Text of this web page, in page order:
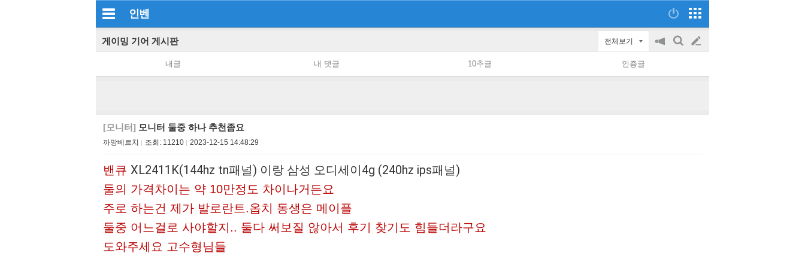
인벤
게이밍 기어 게시판 전체보기
공
on/off
검
글
쓰
내글 내 댓글 10추글 인증글
[모니터] 모니터 둘중 하나 추천좀요
까망베르치 조회: 11210 2023-12-15 14:48:29
밴큐 XL2411K(144hz tn패널) 이랑 삼성 오디세이4g (240hz ips패널)
둘의 가격차이는 약 10만정도 차이나거든요
주로 하는건 제가 발로란트.옵치 동생은 메이플
둘중 어느걸로 사야할지.. 둘다 써보질 않아서 후기 찾기도 힘들더라구요
도와주세요 고수형님들